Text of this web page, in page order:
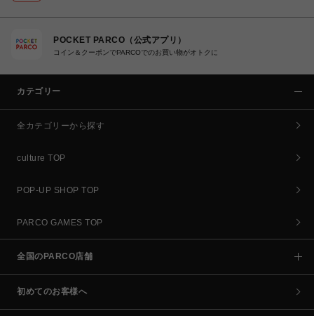
POCKET PARCO（公式アプリ）
コイン＆クーポンでPARCOでのお買い物がオトクに
カテゴリー
全カテゴリーから探す
culture TOP
POP-UP SHOP TOP
PARCO GAMES TOP
全国のPARCO店舗
初めてのお客様へ